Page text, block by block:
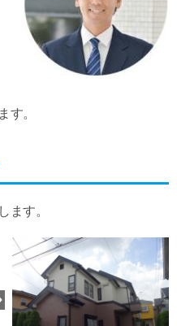
す。
ます。